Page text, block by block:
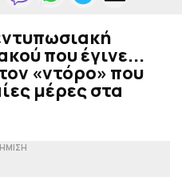
που έγινε...
«ντόρο» που
μέρες στα